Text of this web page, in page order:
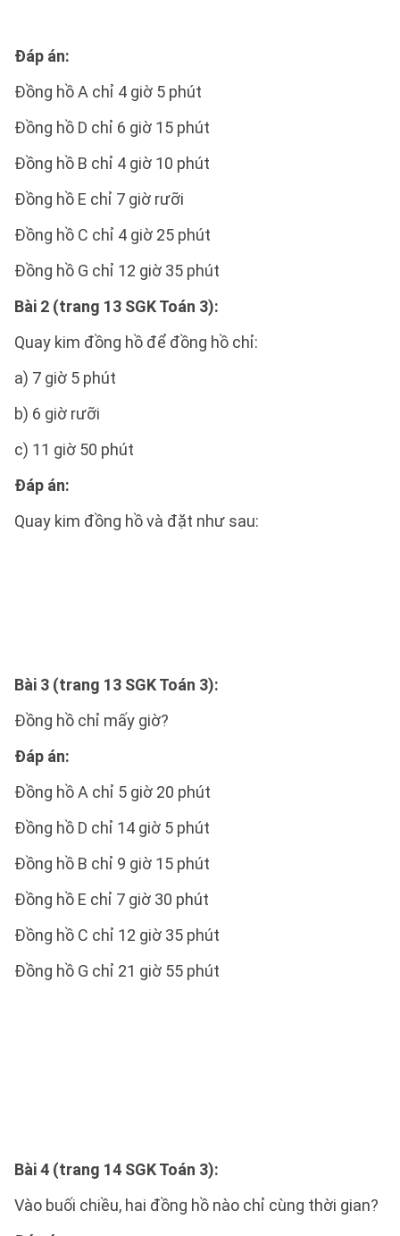
Đáp án:
Đồng hồ A chỉ 4 giờ 5 phút
Đồng hồ D chỉ 6 giờ 15 phút
Đồng hồ B chỉ 4 giờ 10 phút
Đồng hồ E chỉ 7 giờ rưỡi
Đồng hồ C chỉ 4 giờ 25 phút
Đồng hồ G chỉ 12 giờ 35 phút
Bài 2 (trang 13 SGK Toán 3):
Quay kim đồng hồ để đồng hồ chỉ:
a) 7 giờ 5 phút
b) 6 giờ rưỡi
c) 11 giờ 50 phút
Đáp án:
Quay kim đồng hồ và đặt như sau:
Bài 3 (trang 13 SGK Toán 3):
Đồng hồ chỉ mấy giờ?
Đáp án:
Đồng hồ A chỉ 5 giờ 20 phút
Đồng hồ D chỉ 14 giờ 5 phút
Đồng hồ B chỉ 9 giờ 15 phút
Đồng hồ E chỉ 7 giờ 30 phút
Đồng hồ C chỉ 12 giờ 35 phút
Đồng hồ G chỉ 21 giờ 55 phút
Bài 4 (trang 14 SGK Toán 3):
Vào buối chiều, hai đồng hồ nào chỉ cùng thời gian?